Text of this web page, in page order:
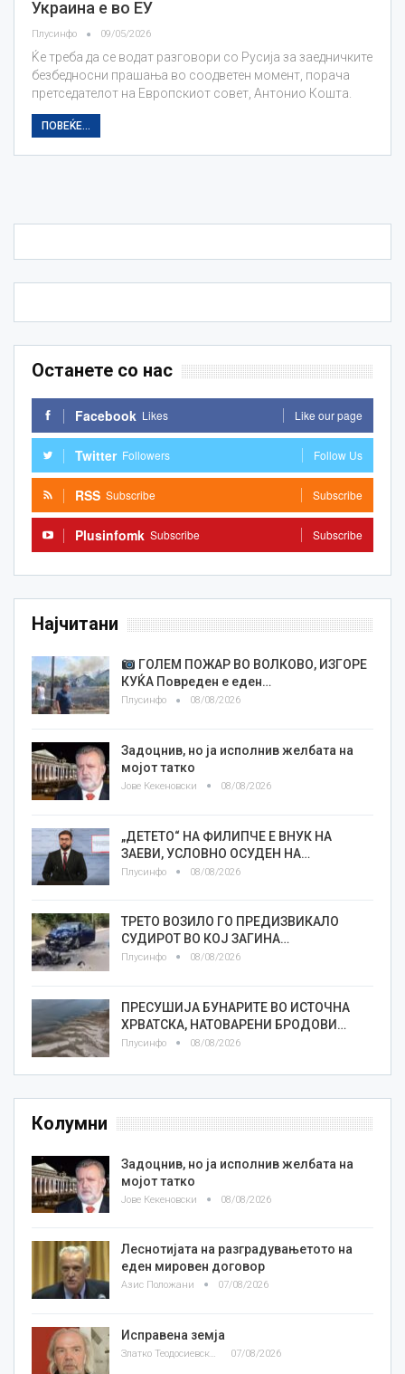
Украина е во ЕУ
Плусинфо 09/05/2026
Ќе треба да се водат разговори со Русија за заедничките
безбедносни прашања во соодветен момент, порача
претседателот на Европскиот совет, Антонио Кошта.
ПОВЕЌЕ...
Останете со нас
Facebook Likes Like our page
Twitter Followers Follow Us
RSS Subscribe Subscribe
Plusinfomk Subscribe Subscribe
Најчитани
ГОЛЕМ ПОЖАР ВО ВОЛКОВО, ИЗГОРЕ
КУЌА Повреден е еден…
Плусинфо 08/08/2026
Задоцнив, но ја исполнив желбата на
мојот татко
Јове Кекеновски 08/08/2026
„ДЕТЕТО“ НА ФИЛИПЧЕ Е ВНУК НА
ЗАЕВИ, УСЛОВНО ОСУДЕН НА…
Плусинфо 08/08/2026
ТРЕТО ВОЗИЛО ГО ПРЕДИЗВИКАЛО
СУДИРОТ ВО КОЈ ЗАГИНА…
Плусинфо 08/08/2026
ПРЕСУШИЈА БУНАРИТЕ ВО ИСТОЧНА
ХРВАТСКА, НАТОВАРЕНИ БРОДОВИ…
Плусинфо 08/08/2026
Колумни
Задоцнив, но ја исполнив желбата на
мојот татко
Јове Кекеновски 08/08/2026
Леснотијата на разградувањетото на
еден мировен договор
Азис Положани 07/08/2026
Исправена земја
Златко Теодосиевски 07/08/2026